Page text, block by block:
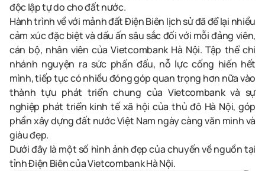
độc lập tự do cho đất nước.
Hành trình về với mảnh đất Điện Biên lịch sửđã để lại nhiều
cảm xúc đặc biệt và dấu ấn sâu sắc đối với mỗi đảng viên,
cán bộ, nhân viên củaVietcombank Hà Nội.Tập thể chi
nhánh nguyện ra sức phấn đấu, nỗ lực cống hiến hết
mình,tiếp tục có nhiều đóng góp quan trọng hơn nữa vào
thành tựu phát triển chung của Vietcombank và sự
nghiệp phát triển kinh tế xã hội của thủ đô Hà Nội, góp
phầnxây dựng đất nướcViệt Nam ngày càngvăn minh và
giàu đẹp.
Dưới đây là một số hình ảnh đẹp của chuyến về nguồn tại
tỉnh Điện Biên của Vietcombank Hà Nội.